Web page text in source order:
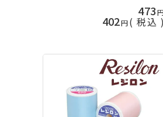
473
402 税込